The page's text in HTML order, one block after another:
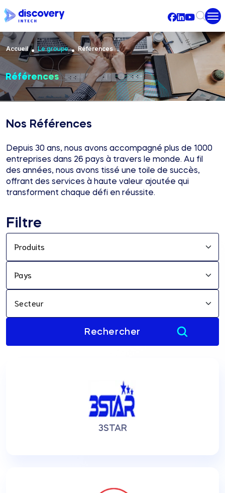
Fil d'Ariane
Accueil Le groupe Références
Références
Nos Références
Depuis 30 ans, nous avons accompagné plus de 1000
entreprises dans 26 pays à travers le monde. Au fil
des années, nous avons tissé une toile de succès,
offrant des services à haute valeur ajoutée qui
transforment chaque défi en réussite.
Filtre
Produits
Pays
Secteur
3STAR